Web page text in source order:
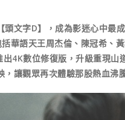
文字D】，成為影迷心中最
華語天王周杰倫、陳冠希、
4K數位修復版，升級重現山
讓觀眾再次體驗那股熱血沸